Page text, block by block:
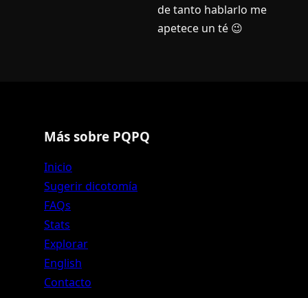
de tanto hablarlo me
apetece un té 😉
Más sobre PQPQ
Inicio
Sugerir dicotomía
FAQs
Stats
Explorar
English
Contacto